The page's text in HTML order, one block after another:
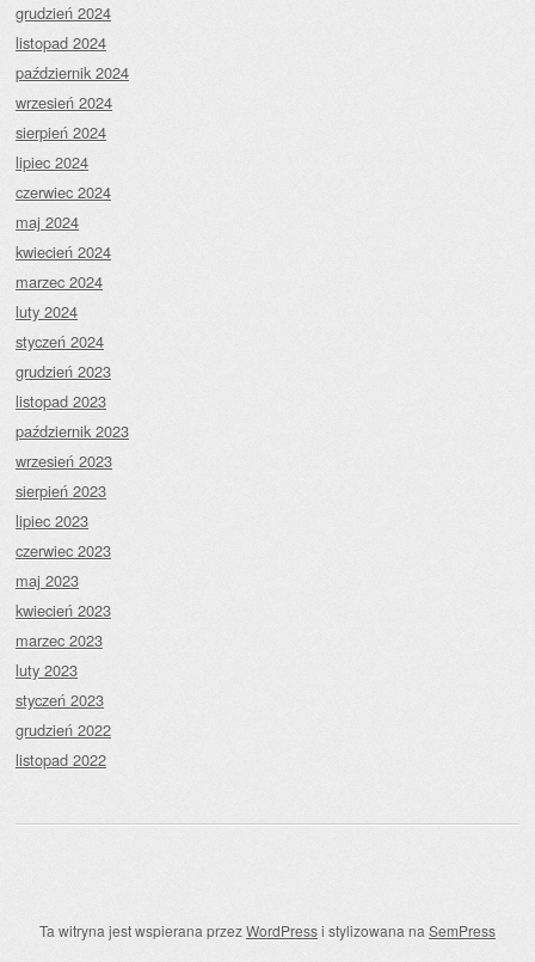
grudzień 2024
listopad 2024
październik 2024
wrzesień 2024
sierpień 2024
lipiec 2024
czerwiec 2024
maj 2024
kwiecień 2024
marzec 2024
luty 2024
styczeń 2024
grudzień 2023
listopad 2023
październik 2023
wrzesień 2023
sierpień 2023
lipiec 2023
czerwiec 2023
maj 2023
kwiecień 2023
marzec 2023
luty 2023
styczeń 2023
grudzień 2022
listopad 2022
Ta witryna jest wspierana przezWordPressi stylizowana naSemPress